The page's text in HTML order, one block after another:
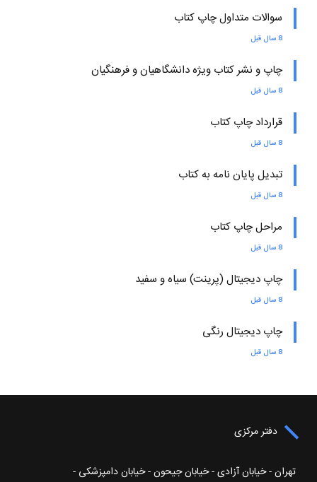
سوالات متداول چاپ کتاب
8 سال قبل
چاپ و نشر کتاب ویژه دانشگاهیان و فرهنگیان
8 سال قبل
قرارداد چاپ کتاب
8 سال قبل
تبدیل پایان نامه به کتاب
8 سال قبل
مراحل چاپ کتاب
8 سال قبل
چاپ دیجیتال (پرینت) سیاه و سفید
8 سال قبل
چاپ دیجیتال رنگی
8 سال قبل
دفتر مرکزی
تهران - خیابان آزادی - خیابان جیحون - خیابان دامپزشکی -